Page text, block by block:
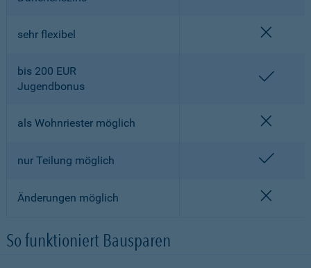
sehr flexibel
bis 200 EUR
Jugendbonus
als Wohnriester möglich
nur Teilung möglich
Änderungen möglich
So funktioniert Bausparen